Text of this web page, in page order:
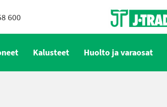
600
Kalusteet Huolto ja varaosat